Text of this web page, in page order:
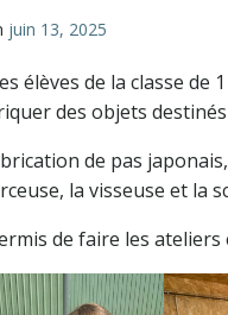
juin 13, 2025
élèves de la classe de
des objets
de pas
la visseuse et la
de faire les